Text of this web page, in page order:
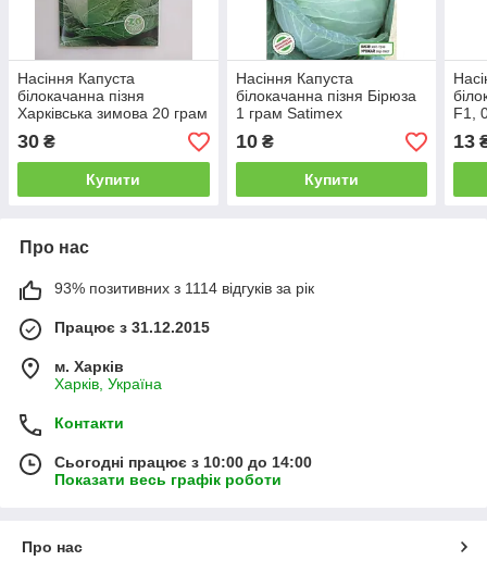
Насіння Капуста
білокачанна пізня
Харківська зимова 20 грам
Riva
30 ₴
Купити
Насіння Капуста
білокачанна пізня Бірюза
1 грам Satimex
10₴
Купити
F1,
13
Про нас
93% позитивних з 1114 відгуків за рік
Працює з 31.12.2015
м. Харків
Харків, Україна
Контакти
Сьогодні працює з 10:00 до 14:00
Показати весь графік роботи
Про нас